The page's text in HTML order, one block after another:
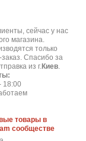
вы хотите
можно
300 лк для
сейчас у нас
магазина.
только
Спасибо за
из г.Киев.
18:00
товары в
сообществе